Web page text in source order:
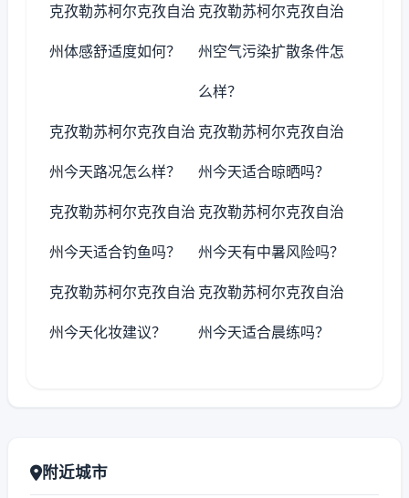
克孜勒苏柯尔克孜自治
州体感舒适度如何？
克孜勒苏柯尔克孜自治
州空气污染扩散条件怎
么样？
克孜勒苏柯尔克孜自治
州今天路况怎么样？
克孜勒苏柯尔克孜自治
州今天适合晾晒吗？
克孜勒苏柯尔克孜自治
州今天适合钓鱼吗？
克孜勒苏柯尔克孜自治
州今天有中暑风险吗？
克孜勒苏柯尔克孜自治
州今天化妆建议？
克孜勒苏柯尔克孜自治
州今天适合晨练吗？
附近城市